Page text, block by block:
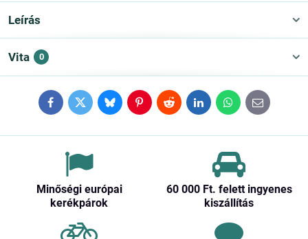
Leírás
Vita 0
FacebookTwitterBlueskyPinterestRedditLinkedInWhatsApp
E-
mail
Minőségi európai
kerékpárok
60 000 Ft​. felett ingyenes
kiszállítás